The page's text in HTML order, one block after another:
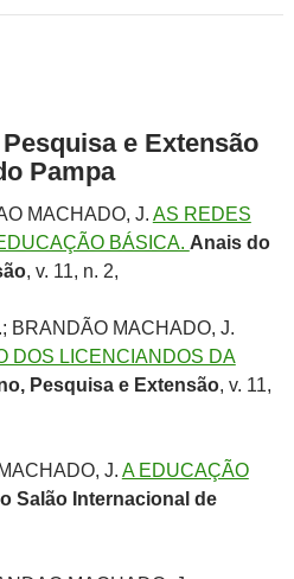
e Extensão
Pampa
MACHADO, J. AS REDES
BÁSICA. Anais do
, v. 11, n. 2,
BRANDÃO MACHADO, J.
DOS LICENCIANDOS DA
Pesquisa e Extensão, v. 11,
J. A EDUCAÇÃO
Salão Internacional de